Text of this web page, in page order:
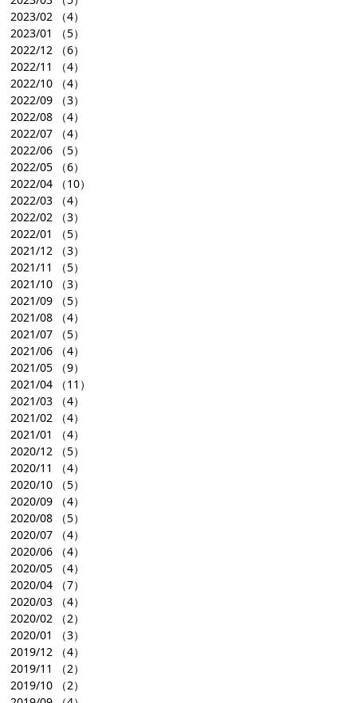
2023/02 （4）
2023/01
（5）
2022/12 （6）
2022/11
（4）
2022/10 （4）
2022/09 （3）
2022/08 （4）
2022/07 （4）
2022/06 （5）
2022/05 （6）
2022/04 （10）
2022/03 （4）
2022/02 （3）
2022/01
（5）
2021/12 （3）
2021/11
（5）
2021/10 （3）
2021/09 （5）
2021/08 （4）
2021/07 （5）
2021/06 （4）
2021/05 （9）
2021/04 （11）
2021/03 （4）
2021/02 （4）
2021/01
（4）
2020/12 （5）
2020/11
（4）
2020/10 （5）
2020/09 （4）
2020/08 （5）
2020/07 （4）
2020/06 （4）
2020/05 （4）
2020/04 （7）
2020/03 （4）
2020/02 （2）
2020/01
（3）
2019/12 （4）
2019/11
（2）
2019/10 （2）